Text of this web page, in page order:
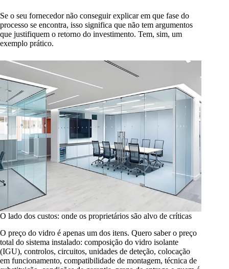
Se o seu fornecedor não conseguir explicar em que fase do
processo se encontra, isso significa que não tem argumentos
que justifiquem o retorno do investimento. Tem, sim, um
exemplo prático.
O lado dos custos: onde os proprietários são alvo de críticas
O preço do vidro é apenas um dos itens. Quero saber o preço
total do sistema instalado: composição do vidro isolante
(IGU), controlos, circuitos, unidades de deteção, colocação
em funcionamento, compatibilidade de montagem, técnica de